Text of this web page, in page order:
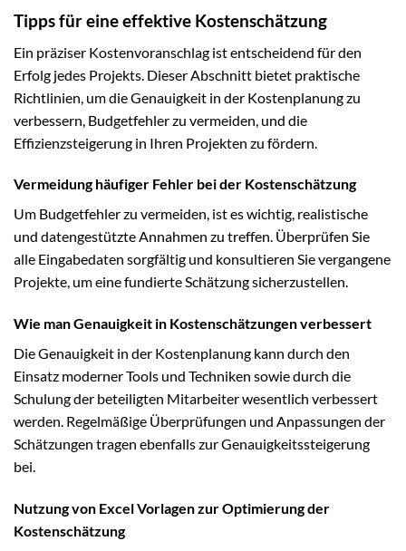
Tipps für eine effektive Kostenschätzung
Ein präziser Kostenvoranschlag ist entscheidend für den
Erfolg jedes Projekts. Dieser Abschnitt bietet praktische
Richtlinien, um die Genauigkeit in der Kostenplanung zu
verbessern, Budgetfehler zu vermeiden, und die
Effizienzsteigerung in Ihren Projekten zu fördern.
Vermeidung häufiger Fehler bei der Kostenschätzung
Um Budgetfehler zu vermeiden, ist es wichtig, realistische
und datengestützte Annahmen zu treffen. Überprüfen Sie
alle Eingabedaten sorgfältig und konsultieren Sie vergangene
Projekte, um eine fundierte Schätzung sicherzustellen.
Wie man Genauigkeit in Kostenschätzungen verbessert
Die Genauigkeit in der Kostenplanung kann durch den
Einsatz moderner Tools und Techniken sowie durch die
Schulung der beteiligten Mitarbeiter wesentlich verbessert
werden. Regelmäßige Überprüfungen und Anpassungen der
Schätzungen tragen ebenfalls zur Genauigkeitssteigerung
bei.
Nutzung von Excel Vorlagen zur Optimierung der
Kostenschätzung